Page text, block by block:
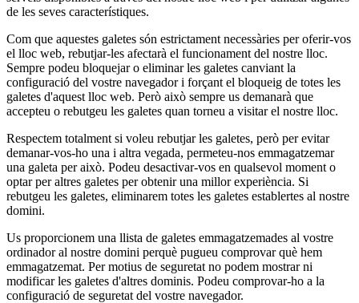
de les seves característiques.
Com que aquestes galetes són estrictament necessàries per oferir-vos
el lloc web, rebutjar-les afectarà el funcionament del nostre lloc.
Sempre podeu bloquejar o eliminar les galetes canviant la
configuració del vostre navegador i forçant el bloqueig de totes les
galetes d'aquest lloc web. Però això sempre us demanarà que
accepteu o rebutgeu les galetes quan torneu a visitar el nostre lloc.
Respectem totalment si voleu rebutjar les galetes, però per evitar
demanar-vos-ho una i altra vegada, permeteu-nos emmagatzemar
una galeta per això. Podeu desactivar-vos en qualsevol moment o
optar per altres galetes per obtenir una millor experiència. Si
rebutgeu les galetes, eliminarem totes les galetes establertes al nostre
domini.
Us proporcionem una llista de galetes emmagatzemades al vostre
ordinador al nostre domini perquè pugueu comprovar què hem
emmagatzemat. Per motius de seguretat no podem mostrar ni
modificar les galetes d'altres dominis. Podeu comprovar-ho a la
configuració de seguretat del vostre navegador.